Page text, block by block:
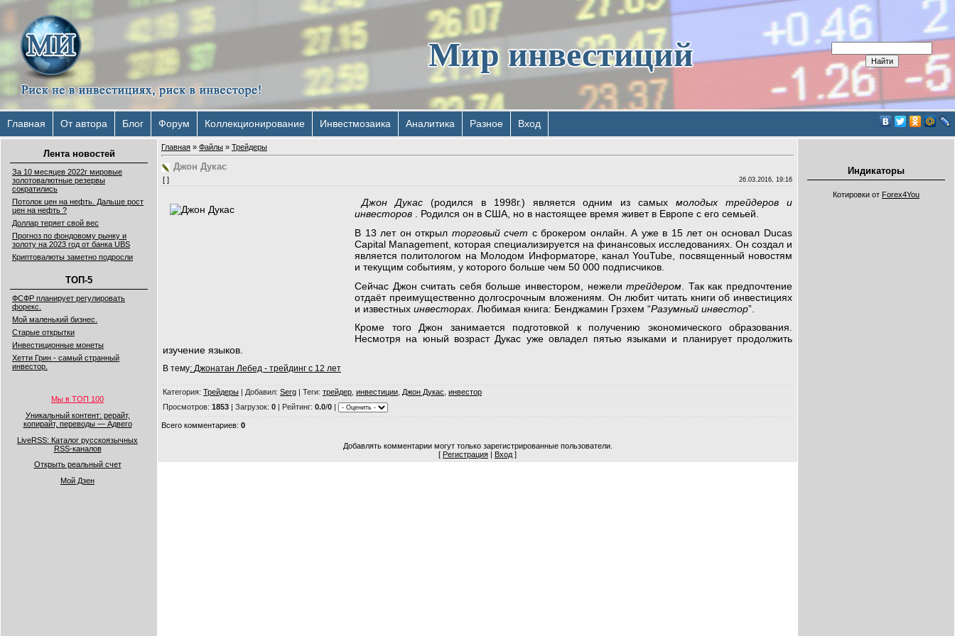
Мир инвестиций
Главная От автора Блог Форум Коллекционирование Инвестмозаика Аналитика Разное Вход
Лента новостей
За 10 месяцев 2022г мировые
золотовалютные резервы
сократились
Потолок цен на нефть. Дальше рост
цен на нефть ?
Доллар теряет свой вес
Прогноз по фондовому рынку и
золоту на 2023 год от банка UBS
Криптовалюты заметно подросли
ТОП-5
ФСФР планирует регулировать
форекс.
Мой маленький бизнес.
Старые открытки
Инвестиционные монеты
Хетти Грин - самый странный
инвестор.
Мы в ТОП 100
Уникальный контент: рерайт,
копирайт, переводы — Адвего
LiveRSS: Каталог русскоязычных
RSS-каналов
Открыть реальный счет
Мой Дзен
Главная » Файлы » Трейдеры
Джон Дукас
[ ] 26.03.2016, 19:16
Джон Дукас(родился в 1998г.) является одним из самыхмолодых трейдеров и
инвесторов . Родился он в США, но в настоящее время живет в Европе с его семьей.
В 13 лет он открыл торговый счет с брокером онлайн. А уже в 15 лет он основал Ducas
Capital Management, которая специализируется на финансовых исследованиях. Он создал и
является политологом на Молодом Информаторе, канал YouTube, посвященный новостям
и текущим событиям, у которого больше чем 50 000 подписчиков.
Сейчас Джон считать себя больше инвестором, нежелитрейдером . Так как предпочтение
отдаёт преимущественно долгосрочным вложениям. Он любит читать книги об инвестициях
и известных инвесторах . Любимая книга: Бенджамин Грэхем “Разумный инвестор”.
Кроме того Джон занимается подготовкой к получению экономического образования.
Несмотря на юный возраст Дукас уже овладел пятью языками и планирует продолжить
изучение языков.
В тему: Джонатан Лебед - трейдинг с 12 лет
Категория: Трейдеры | Добавил: Serg | Теги: трейдер инвестиции Джон Дукас инвестор
Просмотров: 1853 | Загрузок: 0 | Рейтинг: 0.0/0 |
Всего комментариев: 0
Добавлять комментарии могут только зарегистрированные пользователи.
[ Регистрация | Вход ]
Индикаторы
Котировки от Forex4You